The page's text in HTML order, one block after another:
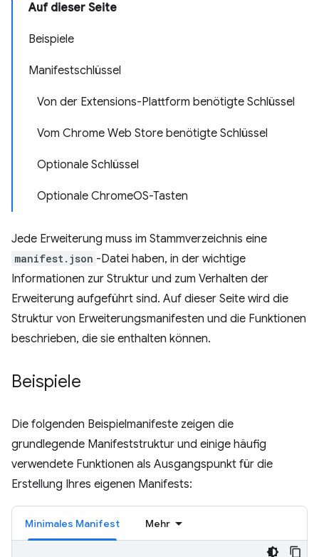
Auf dieser Seite
Beispiele
Manifestschlüssel
Von der Extensions-Plattform benötigte Schlüssel
Vom Chrome Web Store benötigte Schlüssel
Optionale Schlüssel
Optionale ChromeOS-Tasten
Jede Erweiterung muss im Stammverzeichnis eine
manifest.json -Datei haben, in der wichtige
Informationen zur Struktur und zum Verhalten der
Erweiterung aufgeführt sind. Auf dieser Seite wird die
Struktur von Erweiterungsmanifesten und die Funktionen
beschrieben, die sie enthalten können.
Beispiele
Die folgenden Beispielmanifeste zeigen die
grundlegende Manifeststruktur und einige häufig
verwendete Funktionen als Ausgangspunkt für die
Erstellung Ihres eigenen Manifests:
Minimales Manifest Mehr